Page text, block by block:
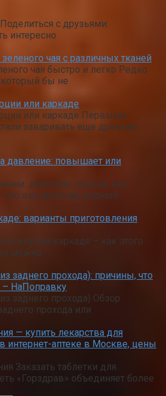
с друзьями:
интересно
чая с различных тканей
чая быстро и легко Редко
бы не
или каркаде
или каркаде Первыми
заваривать еще древние
давление: повышает или
действие, польза, как
это вид фиточая, водный
варианты приготовления
вкусом каркаде – как этого
можно
заднего прохода): причины, что
– НаПоправку
заднего прохода) Обзор
прохода или
— купить лекарства для
интернет-аптеке в Москве, цены
Заказать таблетки для
«Горздрав» объединяет более